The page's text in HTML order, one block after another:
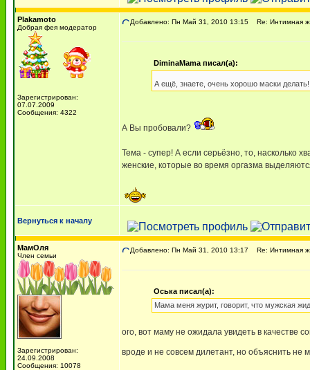
Plakamoto
Добрая фея модератор
Зарегистрирован:
07.07.2009
Сообщения: 4322
Добавлено: Пн Май 31, 2010 13:15 Re: Интимная
DiminaMama писал(а):
А ещё, знаете, очень хорошо маски
А Вы пробовали?
Тема - супер! А если серьёзно, то, насколько
женские, которые во время оргазма
Вернуться к началу
МамОля
Член семьи
Зарегистрирован:
24.09.2008
Сообщения: 10078
Добавлено: Пн Май 31, 2010 13:17 Re: Интимная
Оська писал(а):
Мама меня журит, говорит, что мужская
ого, вот маму не ожидала увидеть в качестве
вроде и не совсем дилетант, но объяснить не